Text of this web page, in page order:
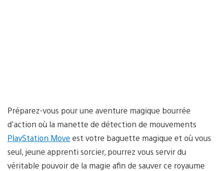
Préparez-vous pour une aventure magique bourrée
d’action où la manette de détection de mouvements
PlayStation Move est votre baguette magique et où vous
seul, jeune apprenti sorcier, pourrez vous servir du
véritable pouvoir de la magie afin de sauver ce royaume